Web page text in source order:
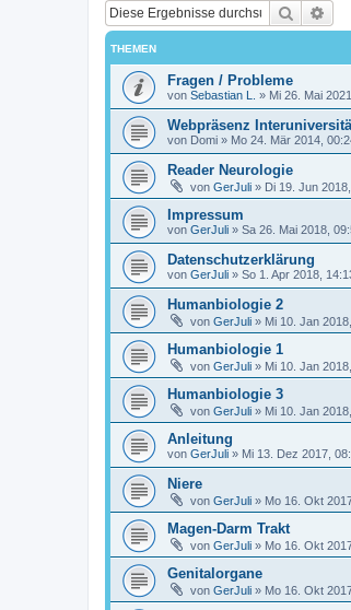
Suche
THEMEN
Fragen / Probleme
von Sebastian L. » Mi 26. Mai
Webpräsenz
von Domi » Mo 24. Mär 2014,
Reader Neurologie
von GerJuli » Di 19. Jun
Impressum
von GerJuli » Sa 26. Mai 2018,
Datenschutzerklärung
von GerJuli » So 1. Apr 2018,
Humanbiologie 2
von GerJuli » Mi 10. Jan
Humanbiologie 1
von GerJuli » Mi 10. Jan
Humanbiologie 3
von GerJuli » Mi 10. Jan
Anleitung
von GerJuli » Mi 13. Dez 2017,
Niere
von GerJuli » Mo 16. Okt
Magen-Darm Trakt
von GerJuli » Mo 16. Okt
Genitalorgane
von GerJuli » Mo 16. Okt